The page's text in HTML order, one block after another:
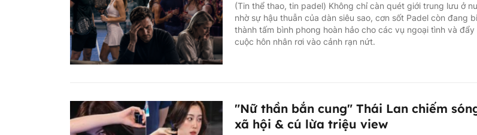
(Tin thể thao, tin padel) Không chỉ càn quét giới trung lưu ở
nhờ sự hậu thuẫn của dàn siêu sao, cơn sốt Padel còn đang
thành tấm bình phong hoàn hảo cho các vụ ngoại tình và đẩy
cuộc hôn nhân rơi vào cảnh rạn nứt.
"Nữ thần bắn cung" Thái Lan chiếm
xã hội & cú lừa triệu view